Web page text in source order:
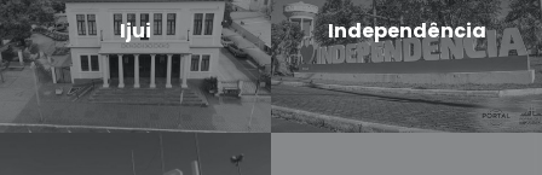
Ijui Independência